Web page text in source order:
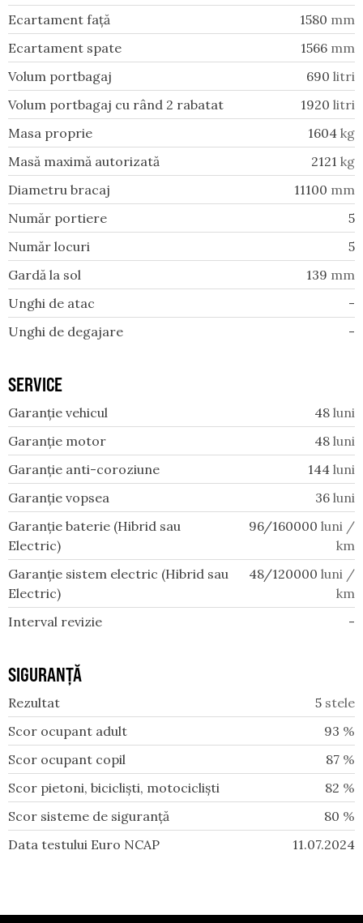
Ecartament față
1580 mm
Ecartament spate
1566 mm
Volum portbagaj
690 litri
Volum portbagaj cu rând 2 rabatat
1920 litri
Masa proprie
1604 kg
Masă maximă autorizată
2121 kg
Diametru bracaj
11100 mm
Număr portiere
5
Număr locuri
5
Gardă la sol
139 mm
Unghi de atac
-
Unghi de degajare
-
SERVICE
Garanție vehicul 48 luni
Garanție motor
48 luni
Garanție anti-coroziune
144 luni
Garanție vopsea
36 luni
Garanție baterie (Hibrid sau
Electric)
96/160000 luni /
km
Garanție sistem electric (Hibrid sau
Electric)
48/120000 luni /
km
Interval revizie
-
SIGURANȚĂ
Rezultat 5 stele
Scor ocupant adult
93 %
Scor ocupant copil
87 %
Scor pietoni, bicicliști, motocicliști
82 %
Scor sisteme de siguranță
80 %
Data testului Euro NCAP
11.07.2024